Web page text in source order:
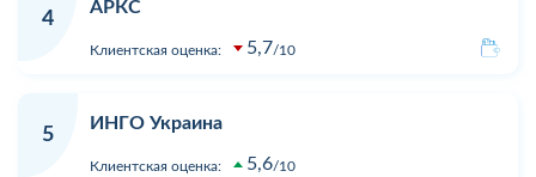
4
АРКС
Клиентская оценка: 5,7 10
5
ИНГО Украина
Клиентская оценка: 5,6 10